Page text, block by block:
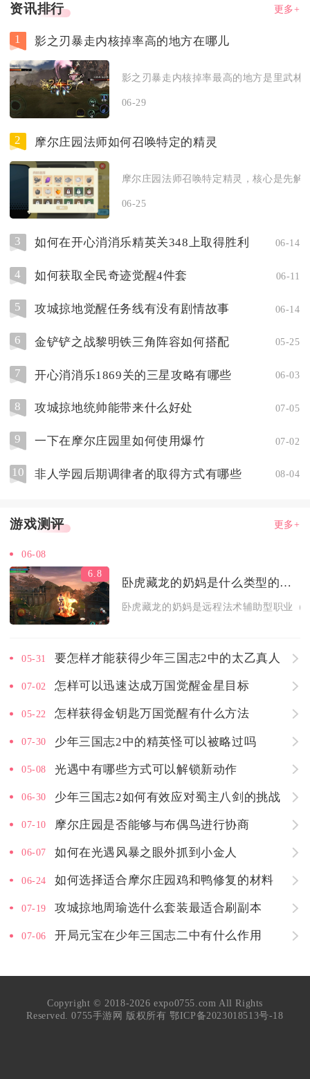
资讯排行 更多+
1 影之刃暴走内核掉率高的地方在哪儿
影之刃暴走内核掉率最高的地方是里武林
06-29
2 摩尔庄园法师如何召唤特定的精灵
摩尔庄园法师召唤特定精灵，核心是先解
06-25
3 如何在开心消消乐精英关348上取得胜利 06-14
4 如何获取全民奇迹觉醒4件套 06-11
5 攻城掠地觉醒任务线有没有剧情故事 06-14
6 金铲铲之战黎明铁三角阵容如何搭配 05-25
7 开心消消乐1869关的三星攻略有哪些 06-03
8 攻城掠地统帅能带来什么好处 07-05
9 一下在摩尔庄园里如何使用爆竹 07-02
10 非人学园后期调律者的取得方式有哪些 08-04
游戏测评 更多+
06-08
6.8
卧虎藏龙的奶妈是什么类型的职业
卧虎藏龙的奶妈是远程法术辅助型职业（
05-31 要怎样才能获得少年三国志2中的太乙真人
07-02 怎样可以迅速达成万国觉醒金星目标
05-22 怎样获得金钥匙万国觉醒有什么方法
07-30 少年三国志2中的精英怪可以被略过吗
05-08 光遇中有哪些方式可以解锁新动作
06-30 少年三国志2如何有效应对蜀主八剑的挑战
07-10 摩尔庄园是否能够与布偶鸟进行协商
06-07 如何在光遇风暴之眼外抓到小金人
06-24 如何选择适合摩尔庄园鸡和鸭修复的材料
07-19 攻城掠地周瑜选什么套装最适合刷副本
07-06 开局元宝在少年三国志二中有什么作用
Copyright © 2018-2026 expo0755.com All Rights
Reserved. 0755手游网 版权所有鄂ICP备2023018513号-18